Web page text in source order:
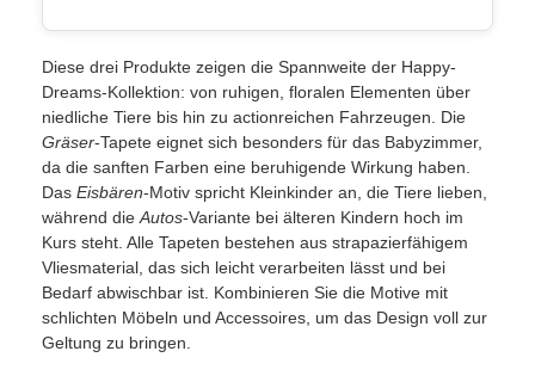
Diese drei Produkte zeigen die Spannweite der Happy-
Dreams-Kollektion: von ruhigen, floralen Elementen über
niedliche Tiere bis hin zu actionreichen Fahrzeugen. Die
Gräser-Tapete eignet sich besonders für das Babyzimmer,
da die sanften Farben eine beruhigende Wirkung haben.
Das Eisbären-Motiv spricht Kleinkinder an, die Tiere lieben,
während die Autos-Variante bei älteren Kindern hoch im
Kurs steht. Alle Tapeten bestehen aus strapazierfähigem
Vliesmaterial, das sich leicht verarbeiten lässt und bei
Bedarf abwischbar ist. Kombinieren Sie die Motive mit
schlichten Möbeln und Accessoires, um das Design voll zur
Geltung zu bringen.